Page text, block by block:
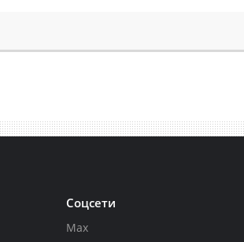
Соцсети
Max